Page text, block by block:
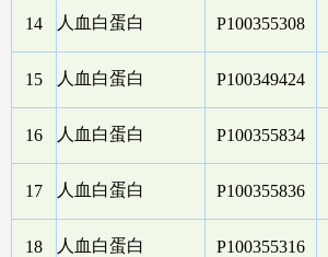
14 人血白蛋白 P100355308
15 人血白蛋白 P100349424
16 人血白蛋白 P100355834
17 人血白蛋白 P100355836
18 人血白蛋白 P100355316